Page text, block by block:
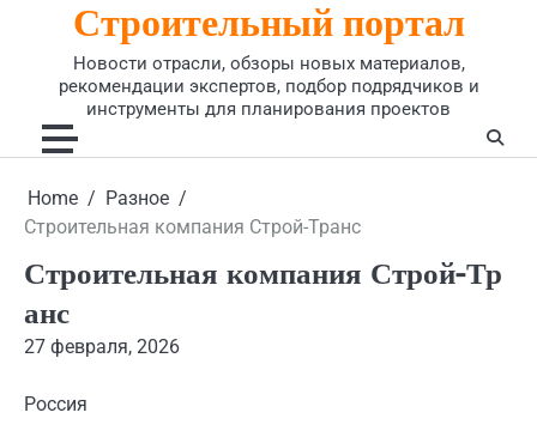
Строительный портал
Новости отрасли, обзоры новых материалов,
рекомендации экспертов, подбор подрядчиков и
инструменты для планирования проектов
Home
Разное
Строительная компания Строй-Транс
Строительная компания Строй-Тр
анс
27 февраля, 2026
Россия